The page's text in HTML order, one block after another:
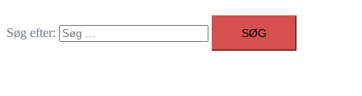
Søg efter: